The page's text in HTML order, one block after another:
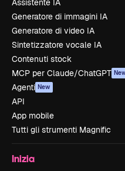
Assistente IA
Generatore di immagini IA
Generatore di video IA
Sintetizzatore vocale IA
Contenuti stock
MCP per Claude/ChatGPT
Agenti New
API
App mobile
Tutti gli strumenti Magnific
Inizia